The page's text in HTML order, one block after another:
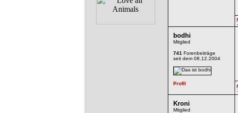
bodhi
Mitglied
741 Forenbeiträge
seit dem 08.12.2004
Kroni
Mitglied